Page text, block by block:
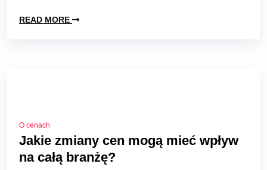
READ MORE
O cenach
Jakie zmiany cen mogą mieć wpływ
na całą branżę?